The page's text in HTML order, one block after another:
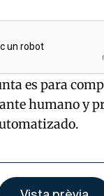
es para
humano y